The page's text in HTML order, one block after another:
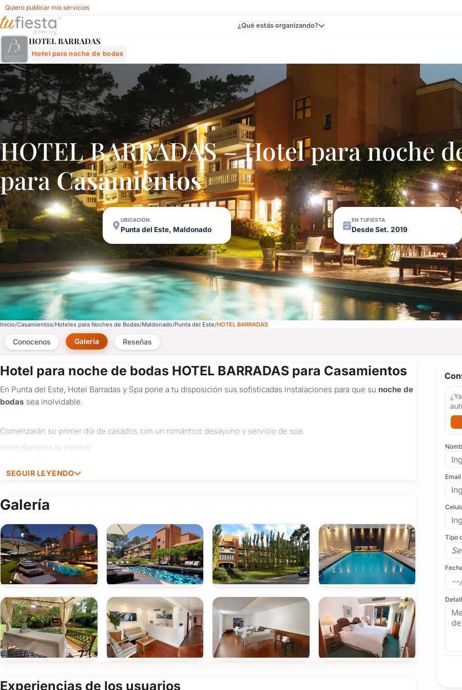
Quiero publicar mis servicios
Hotel Barradas - Hotel Para Noche De Bodas En Punta Del Este, Maldonado, Uruguay
¿Qué estás organizando?
HOTEL BARRADAS
Hotel para noche de bodas
HOTEL BARRADAS – Hotel para noche
paraCasamientos
UBICACIÓN
Punta del Este, Maldonado
EN TUFIESTA
Desde Set. 2019
Inicio Casamientos Hoteles para Noches de Bodas Maldonado Punta del Este HOTEL BARRADAS
Conocenos Galería Reseñas
Hotel para noche de bodas HOTEL BARRADAS para Casamientos
En Punta del Este, Hotel Barradas y Spa pone a tu disposición sus sofisticadas instalaciones para que su noche de
bodas sea inolvidable.
Comenzarán su primer día de casados con un romántico desayuno y servicio de spa.
Hotel Barradas te espera!
SEGUIR LEYENDO
Galería
Experiencias de los usuarios
Email
Tipo